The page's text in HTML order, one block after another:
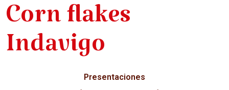
Corn flakes
Indavigo
Presentaciones